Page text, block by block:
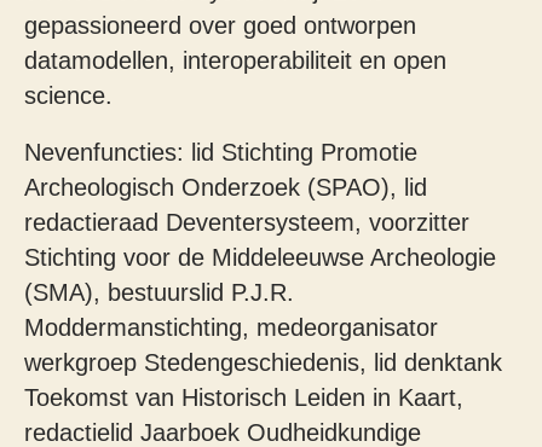
gepassioneerd over goed ontworpen
datamodellen, interoperabiliteit en open
science.
Nevenfuncties: lid Stichting Promotie
Archeologisch Onderzoek (SPAO), lid
redactieraad Deventersysteem, voorzitter
Stichting voor de Middeleeuwse Archeologie
(SMA), bestuurslid P.J.R.
Moddermanstichting, medeorganisator
werkgroep Stedengeschiedenis, lid denktank
Toekomst van Historisch Leiden in Kaart,
redactielid Jaarboek Oudheidkundige